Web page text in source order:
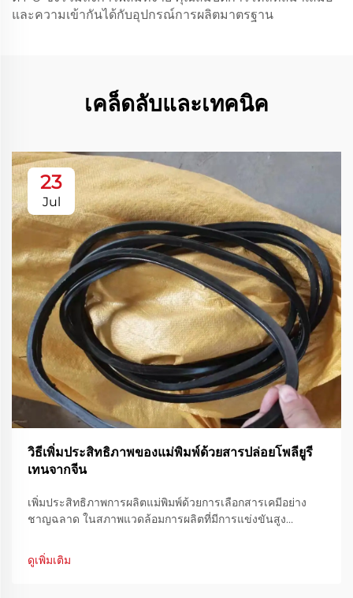
และความเข้ากันได้กับอุปกรณ์การผลิตมาตรฐาน
เคล็ดลับและเทคนิค
23
Jul
วิธีเพิ่มประสิทธิภาพของแม่พิมพ์ด้วยสารปล่อยโพลียูรี
เทนจากจีน
เพิ่มประสิทธิภาพการผลิตแม่พิมพ์ด้วยการเลือกสารเคมีอย่าง
ชาญฉลาด ในสภาพแวดล้อมการผลิตที่มีการแข่งขันสูง
แต่ยังเป็นความจำเป็นทางการเงิน การปรับปรุงประสิทธิภาพใน
การทำงานของแม่พิมพ์สามารถลดเวลาในการผลิตแต่ละรอบได้
ดูเพิ่มเติม